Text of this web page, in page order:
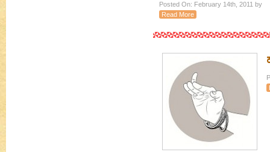
Posted On: February 14th, 2011 by
Read More